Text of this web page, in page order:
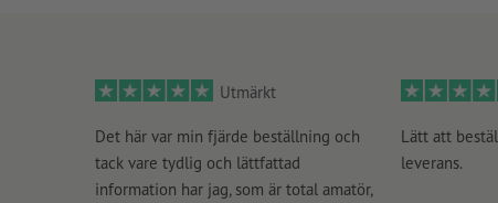
Utmärkt
Det här var min fjärde beställning och
tack vare tydlig och lättfattad
information har jag, som är total amatör,
Lätt att
leverans.